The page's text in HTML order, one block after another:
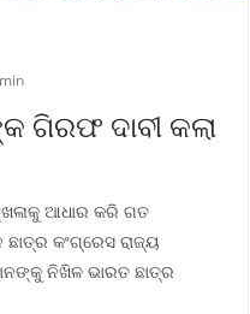
ଗିରଫ ଦାବୀ କଲା
ଆଧାର କରି ଗତ
ଛାତ୍ର କଂଗ୍ରେସ ରାଜ୍ୟ
ନିଖିଳ ଭାରତ ଛାତ୍ର